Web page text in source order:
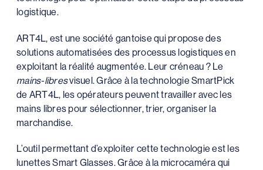
logistique.
ART4L, est une société gantoise qui propose des
solutions automatisées des processus logistiques en
exploitant la réalité augmentée. Leur créneau ? Le
mains-libresvisuel. Grâce à la technologie SmartPick
de ART4L, les opérateurs peuvent travailler avec les
mains libres pour sélectionner, trier, organiser la
marchandise.
L’outil permettant d’exploiter cette technologie est les
lunettes Smart Glasses. Grâce à la microcaméra qui